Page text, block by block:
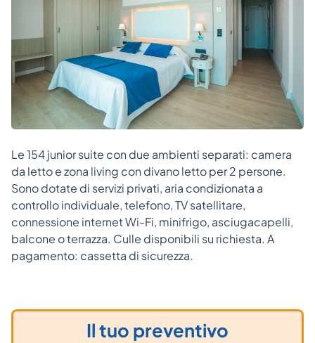
Le 154 junior suite con due ambienti separati: camera
da letto e zona living con divano letto per 2 persone.
Sono dotate di servizi privati, aria condizionata a
controllo individuale, telefono, TV satellitare,
connessione internet Wi-Fi, minifrigo, asciugacapelli,
balcone o terrazza. Culle disponibili su richiesta. A
pagamento: cassetta di sicurezza.
Il tuo preventivo